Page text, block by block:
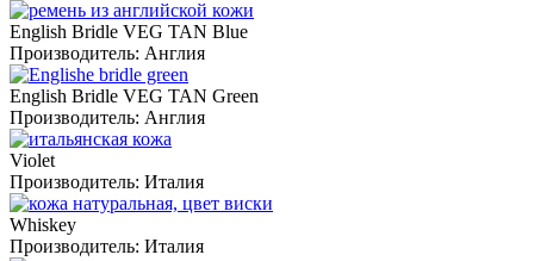
English Bridle VEG TAN Blue
Производитель: Англия
English Bridle VEG TAN Green
Производитель: Англия
Violet
Производитель: Италия
Whiskey
Производитель: Италия